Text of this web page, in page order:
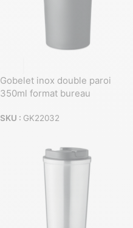
Gobelet inox double paroi
350ml format bureau
SKU : GK22032